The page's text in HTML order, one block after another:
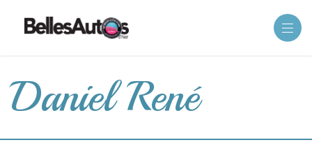
Daniel René